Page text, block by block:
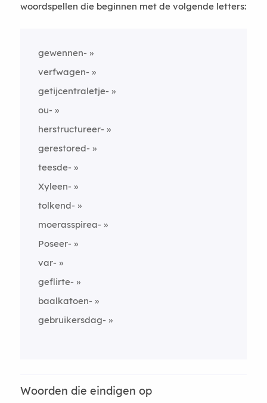
woordspellen die beginnen met de volgende letters:
gewennen-
verfwagen-
getijcentraletje-
ou-
herstructureer-
gerestored-
teesde-
Xyleen-
tolkend-
moerasspirea-
Poseer-
var-
geflirte-
baalkatoen-
gebruikersdag-
Woorden die eindigen op